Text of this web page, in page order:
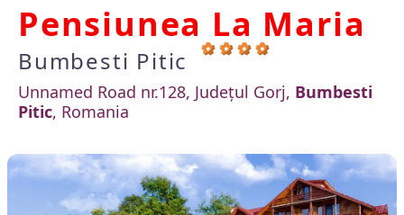
Pensiunea La Maria
Bumbesti Pitic
Unnamed Road nr.128, Județul Gorj, Bumbesti
Pitic, Romania